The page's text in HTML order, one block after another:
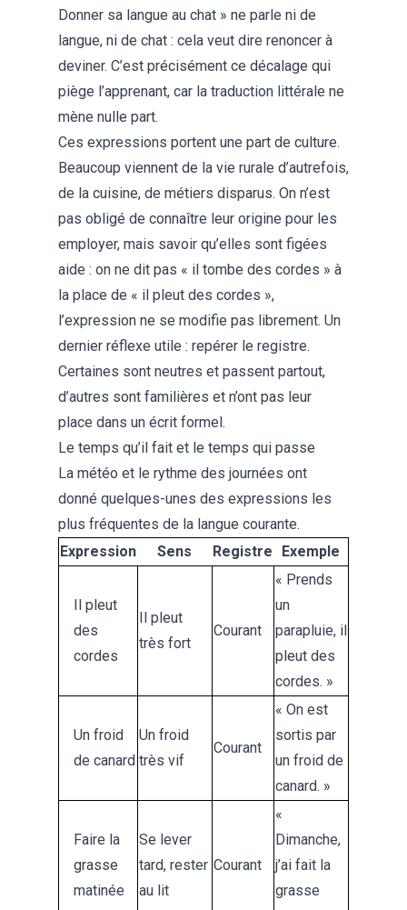
Donner sa langue au chat » ne parle ni de
langue, ni de chat : cela veut dire renoncer à
deviner. C’est précisément ce décalage qui
piège l’apprenant, car la traduction littérale ne
mène nulle part.
Ces expressions portent une part de culture.
Beaucoup viennent de la vie rurale d’autrefois,
de la cuisine, de métiers disparus. On n’est
pas obligé de connaître leur origine pour les
employer, mais savoir qu’elles sont figées
aide : on ne dit pas « il tombe des cordes » à
la place de « il pleut des cordes »,
l’expression ne se modifie pas librement. Un
dernier réflexe utile : repérer le registre.
Certaines sont neutres et passent partout,
d’autres sont familières et n’ont pas leur
place dans un écrit formel.
Le temps qu’il fait et le temps qui passe
La météo et le rythme des journées ont
donné quelques-unes des expressions les
plus fréquentes de la langue courante.
Expression
Sens Registre Exemple
Il pleut
des
cordes
Il pleut
très fort
Courant
« Prends
un
parapluie, il
pleut des
cordes. »
Un froid
de canard
Un froid
très vif
Courant
« On est
sortis par
un froid de
canard. »
Faire la
grasse
matinée
Se lever
tard, rester
au lit
Courant
«
Dimanche,
j’ai fait la
grasse